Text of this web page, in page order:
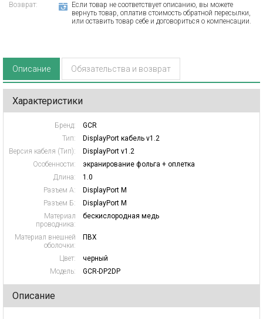
Возврат:
Если товар не соответствует описанию, вы можете
вернуть товар, оплатив стоимость обратной пересылки,
или оставить товар себе и договориться о компенсации.
Описание Обязательства и возврат
Характеристики
Бренд:
GCR
Тип:
DisplayPort кабель v1.2
Версия кабеля (Тип):
DisplayPort v1.2
Особенности:
экранирование фольга + оплетка
Длина:
1.0
Разъем А:
DisplayPort M
Разъем Б:
DisplayPort M
Материал
проводника:
бескислородная медь
Материал внешней
оболочки:
ПВХ
Цвет:
черный
Модель:
GCR-DP2DP
Описание